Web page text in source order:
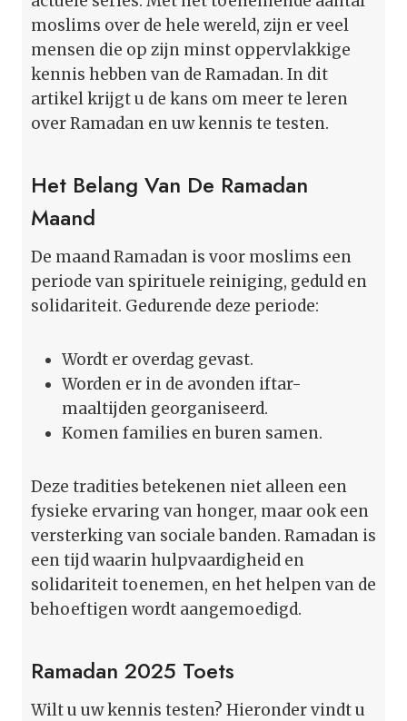
moslims over de hele wereld, zijn er veel
mensen die op zijn minst oppervlakkige
kennis hebben van de Ramadan. In dit
artikel krijgt u de kans om meer te leren
over Ramadan en uw kennis te testen.
Het Belang Van De Ramadan
Maand
De maand Ramadan is voor moslims een
periode van spirituele reiniging, geduld en
solidariteit. Gedurende deze periode:
Wordt er overdag gevast.
Worden er in de avonden iftar-
maaltijden georganiseerd.
Komen families en buren samen.
Deze tradities betekenen niet alleen een
fysieke ervaring van honger, maar ook een
versterking van sociale banden. Ramadan is
een tijd waarin hulpvaardigheid en
solidariteit toenemen, en het helpen van de
behoeftigen wordt aangemoedigd.
Ramadan 2025 Toets
Wilt u uw kennis testen? Hieronder vindt u